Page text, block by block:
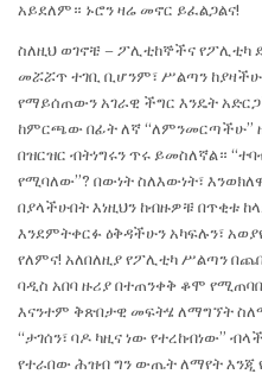
አይደለም። ኑሮን ዛሬ መኖር ይፈልጋልና!
ስለዚህ ወገኖቼ – ፖሊቲከኞችና
መሯሯጥ ተገቢ ቢሆንም፣ ሥልጣን ከያዛችሁ
የማይሰጠውን አገራዊ ችግር እንዴት
ከምርጫው በፊት ለኛ “ለምንመርጣችሁ”
በዝርዝር ብትነግሩን ጥሩ ይመስለኛል።
የሚባለው”? በውነት ስለእውነት፣
በያላችሁበት እነዚህን ከብዙዎቹ በጥቂቱ
እንደምትቀርፉ ዕቅዳችሁን አካፍሉን፣
የለምና! አለበለዚያ የፖሊቲካ ሥልጣን
ባዲስ አበባ ዙሪያ በተጠንቀቅ ቆሞ
እናንተም ቅጽበታዊ መፍትሄ ለማግኘት
“ታገሰን፣ ባዶ ካዚና ነው የተረከብነው”
የተራበው ሕዝብ ግን ውጤት ለማየት እንጂ